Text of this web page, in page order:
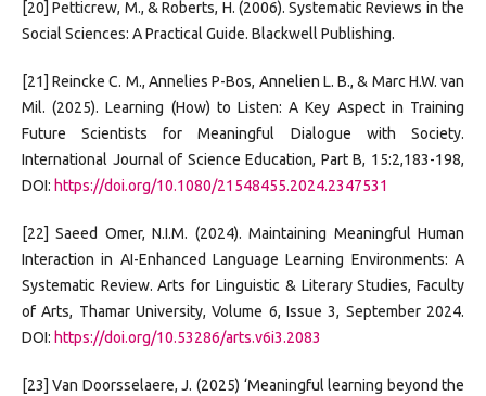
[20] Petticrew, M., & Roberts, H. (2006). Systematic Reviews in the
Social Sciences: A Practical Guide. Blackwell Publishing.
[21] Reincke C. M., Annelies P-Bos, Annelien L. B., & Marc H.W. van
Mil. (2025). Learning (How) to Listen: A Key Aspect in Training
Future Scientists for Meaningful Dialogue with Society.
International Journal of Science Education, Part B, 15:2,183-198,
DOI: https://doi.org/10.1080/21548455.2024.2347531
[22] Saeed Omer, N.I.M. (2024). Maintaining Meaningful Human
Interaction in AI-Enhanced Language Learning Environments: A
Systematic Review. Arts for Linguistic & Literary Studies, Faculty
of Arts, Thamar University, Volume 6, Issue 3, September 2024.
DOI: https://doi.org/10.53286/arts.v6i3.2083
[23] Van Doorsselaere, J. (2025) ‘Meaningful learning beyond the